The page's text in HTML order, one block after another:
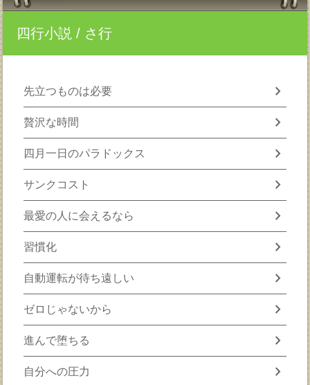
四行小説 / さ行
先立つものは必要 chevron_right
贅沢な時間 chevron_right
四月一日のパラドックス chevron_right
サンクコスト chevron_right
最愛の人に会えるなら chevron_right
習慣化 chevron_right
自動運転が待ち遠しい chevron_right
ゼロじゃないから chevron_right
進んで堕ちる chevron_right
自分への圧力 chevron_right